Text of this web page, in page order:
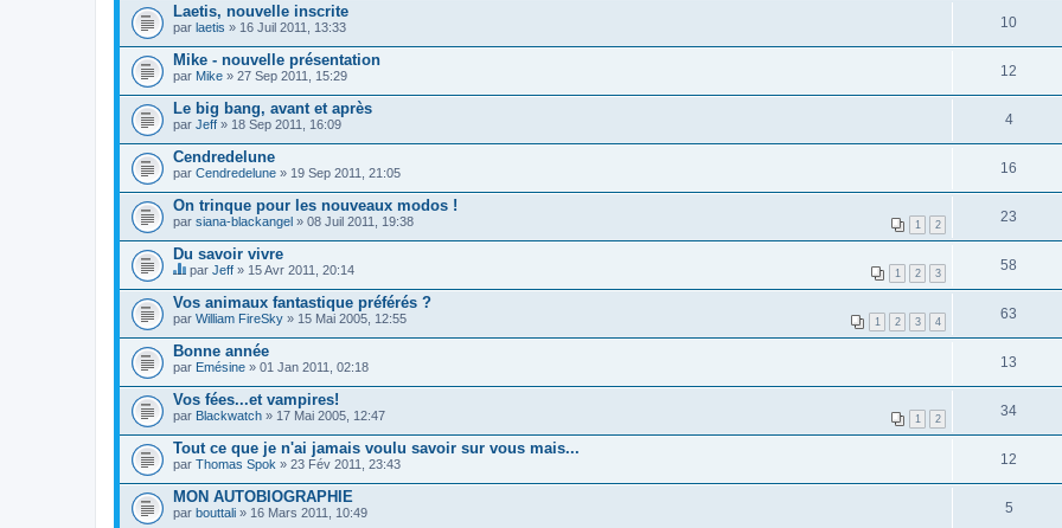
Laetis, nouvelle inscrite
par laetis » 16 Juil 2011, 13:33 10
Mike - nouvelle présentation
par Mike » 27 Sep 2011, 15:29 12
Le big bang, avant et après
par Jeff » 18 Sep 2011, 16:09 4
Cendredelune
par Cendredelune » 19 Sep 2011, 21:05 16
On trinque pour les nouveaux modos !
1 2
par siana-blackangel » 08 Juil 2011, 19:38 23
Du savoir vivre
1 2 3
C
e
s
u
j
e
t
o
n
t
i
e
n
t
u
n
par Jeff » 15 Avr 2011, 20:14 58
Vos animaux fantastique préférés ?
1 2 3 4
par William FireSky » 15 Mai 2005, 12:55 63
Bonne année
par Emésine » 01 Jan 2011, 02:18 13
Vos fées...et vampires!
1 2
par Blackwatch » 17 Mai 2005, 12:47 34
Tout ce que je n'ai jamais voulu savoir sur vous mais...
par Thomas Spok » 23 Fév 2011, 23:43 12
MON AUTOBIOGRAPHIE
par bouttali » 16 Mars 2011, 10:49 5